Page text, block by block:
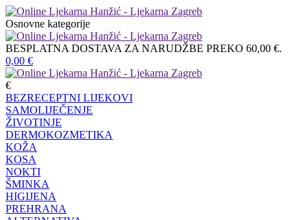
Osnovne kategorije
BESPLATNA DOSTAVA ZA NARUDŽBE PREKO 60,00 €.
0,00 €
€
BEZRECEPTNI LIJEKOVI
SAMOLIJEČENJE
ŽIVOTINJE
DERMOKOZMETIKA
KOŽA
KOSA
NOKTI
ŠMINKA
HIGIJENA
PREHRANA